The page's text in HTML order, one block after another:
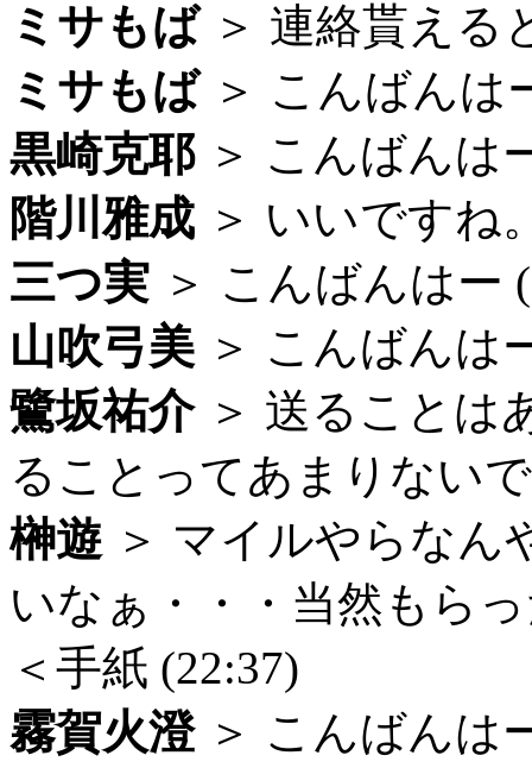
ミサもば＞ 連絡貰える
ミサもば＞ こんばんは
黒崎克耶＞ こんばんは
階川雅成 ＞ いいですね
三つ実 ＞ こんばんはー
山吹弓美 ＞ こんばんは
鷺坂祐介＞ 送ることは
ることってあまりない
榊遊 ＞ マイルやらなん
いなぁ・・・当然もら
＜手紙 (22:37)
霧賀火澄＞ こんばんは